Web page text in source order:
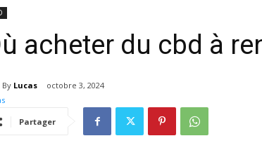
acheter du cbd à
By Lucas octobre 3, 2024
Partager